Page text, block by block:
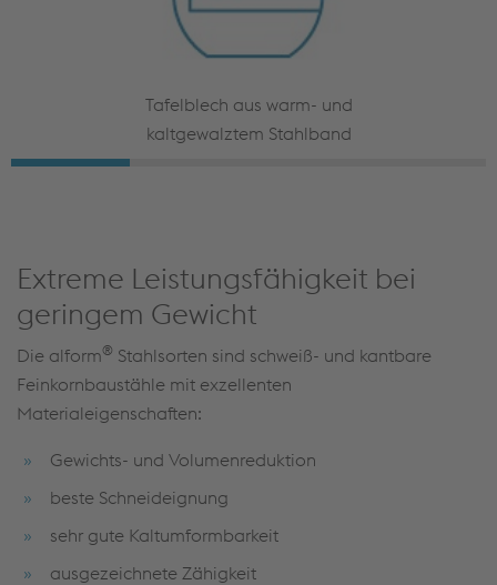
Tafelblech aus warm- und
kaltgewalztem Stahlband
Extreme Leistungsfähigkeit bei
geringem Gewicht
Die alform® Stahlsorten sind schweiß- und kantbare
Feinkornbaustähle mit exzellenten
Materialeigenschaften:
Gewichts- und Volumenreduktion
beste Schneideignung
sehr gute Kaltumformbarkeit
ausgezeichnete Zähigkeit